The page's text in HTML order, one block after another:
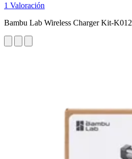
1 Valoración
Bambu Lab Wireless Charger Kit-K012